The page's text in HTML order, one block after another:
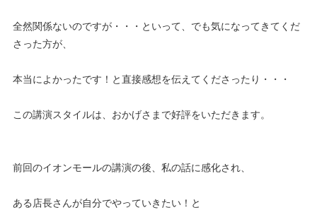
全然関係ないのですが・・・といって、でも気になってきてくだ
さった方が、
本当によかったです！と直接感想を伝えてくださったり・・・
この講演スタイルは、おかげさまで好評をいただきます。
前回のイオンモールの講演の後、私の話に感化され、
ある店長さんが自分でやっていきたい！と